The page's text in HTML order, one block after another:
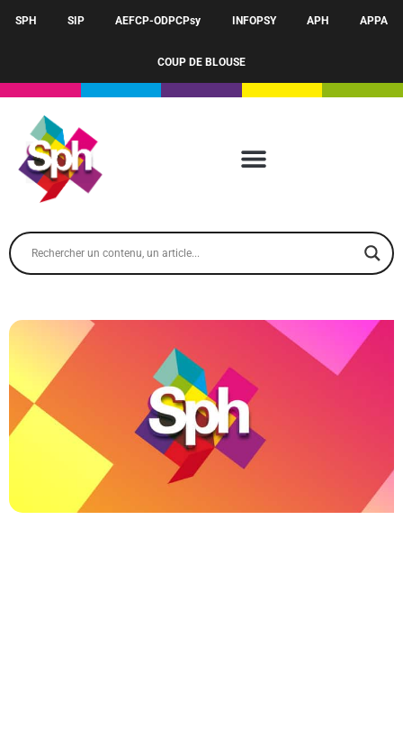
SPH SIP AEFCP-ODPCPsy INFOPSY APH APPA
COUP DE BLOUSE